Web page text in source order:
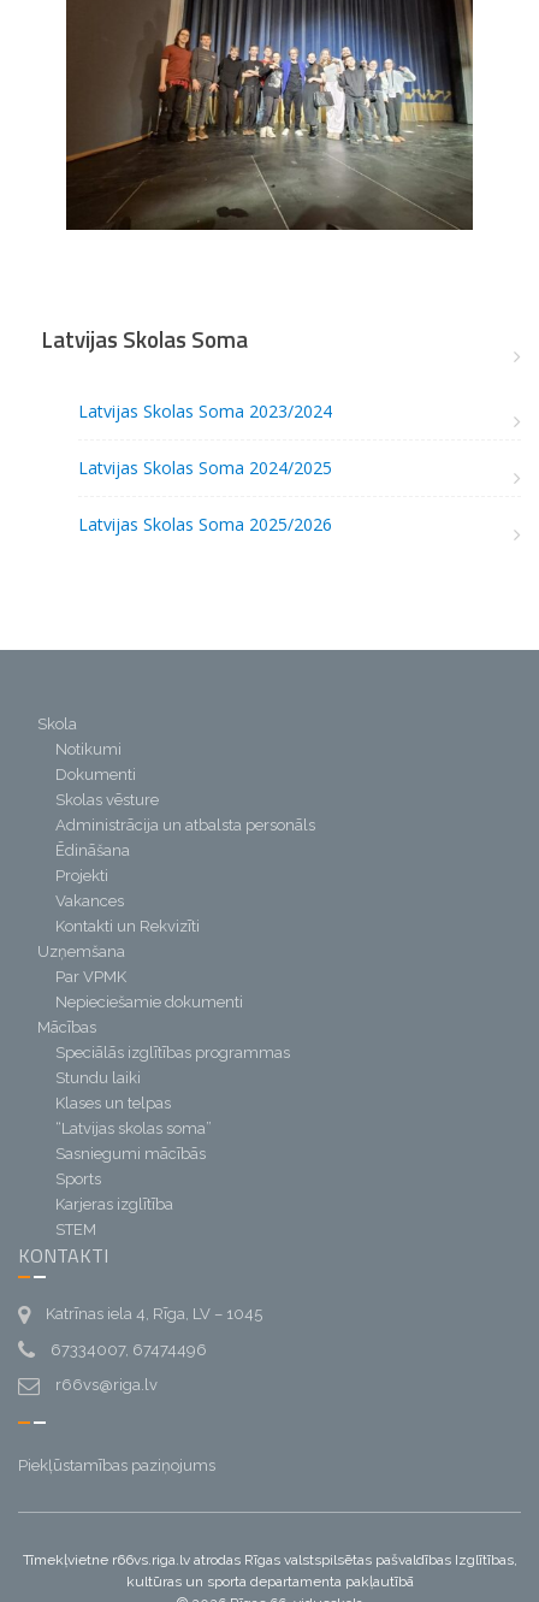
Latvijas Skolas Soma
Latvijas Skolas Soma 2023/2024
Latvijas Skolas Soma 2024/2025
Latvijas Skolas Soma 2025/2026
Skola
Notikumi
Dokumenti
Skolas vēsture
Administrācija un atbalsta personāls
Ēdināšana
Projekti
Vakances
Kontakti un Rekvizīti
Uzņemšana
Par VPMK
Nepieciešamie dokumenti
Mācības
Speciālās izglītības programmas
Stundu laiki
Klases un telpas
“Latvijas skolas soma”
Sasniegumi mācībās
Sports
Karjeras izglītība
STEM
KONTAKTI
Katrīnas iela 4, Rīga, LV – 1045
67334007, 67474496
r66vs@riga.lv
Piekļūstamības paziņojums
Tīmekļvietne r66vs.riga.lv atrodas Rīgas valstspilsētas pašvaldības Izglītības,
kultūras un sporta departamenta pakļautībā